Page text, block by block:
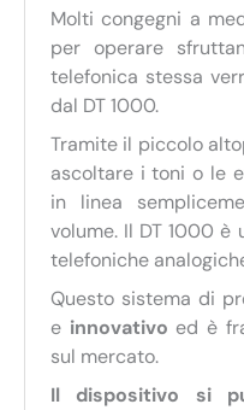
Molti congegni a
per operare
telefonica stessa
dal DT 1000.
Tramite il piccolo
ascoltare i toni o le
in linea
volume. Il DT 1000
telefoniche
Questo sistema di
e innovativo ed è
sul mercato.
Il dispositivo si